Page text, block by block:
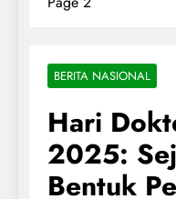
BERITA NASIONAL
Hari
2025:
Bentuk